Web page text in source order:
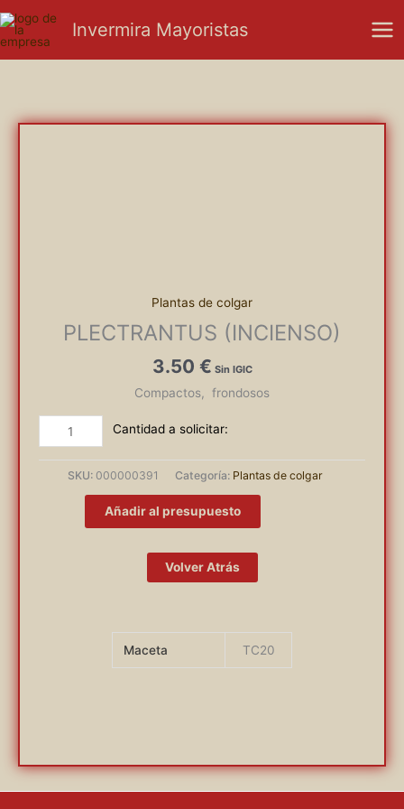
al
contenido
Invermira Mayoristas
Plantas de colgar
PLECTRANTUS (INCIENSO)
3.50 €
Compactos, frondosos
PLECTRANTUS
(INCIENSO)
cantidad
SKU: 000000391 Categoría: Plantas de colgar
Añadir al presupuesto
Volver Atrás
Maceta TC20